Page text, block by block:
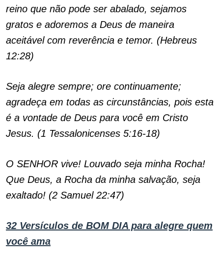
reino que não pode ser abalado, sejamos
gratos e adoremos a Deus de maneira
aceitável com reverência e temor. (Hebreus
12:28)
Seja alegre sempre; ore continuamente;
agradeça em todas as circunstâncias, pois esta
é a vontade de Deus para você em Cristo
Jesus. (1 Tessalonicenses 5:16-18)
O SENHOR vive! Louvado seja minha Rocha!
Que Deus, a Rocha da minha salvação, seja
exaltado! (2 Samuel 22:47)
32 Versículos de BOM DIA para alegre quem
você ama